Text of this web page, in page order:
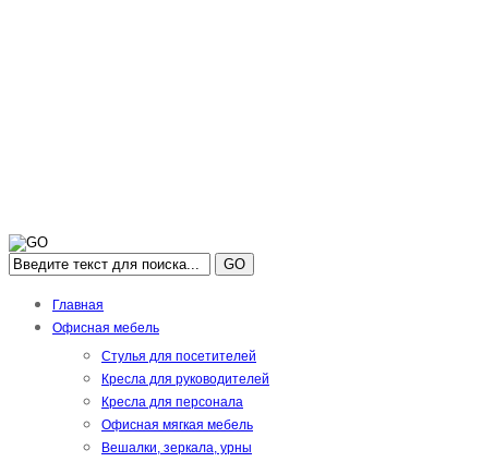
GO
Главная
Офисная мебель
Стулья для посетителей
Кресла для руководителей
Кресла для персонала
Офисная мягкая мебель
Вешалки, зеркала, урны